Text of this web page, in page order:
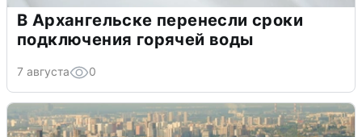
В Архангельске перенесли сроки
подключения горячей воды
7 августа 0